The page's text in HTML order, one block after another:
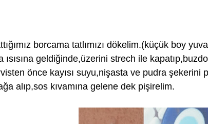
borcama tatlımızı dökelim.(küçük boy
ısısına geldiğinde,üzerini strech ile
önce kayısı suyu,nişasta ve pudra şekerini
alıp,sos kıvamına gelene dek pişirelim.